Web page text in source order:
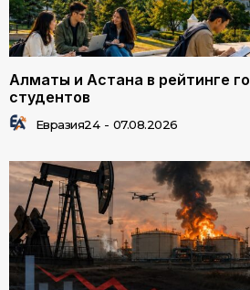
Алматы и Астана в рейтинге
студентов
Евразия24 - 07.08.2026